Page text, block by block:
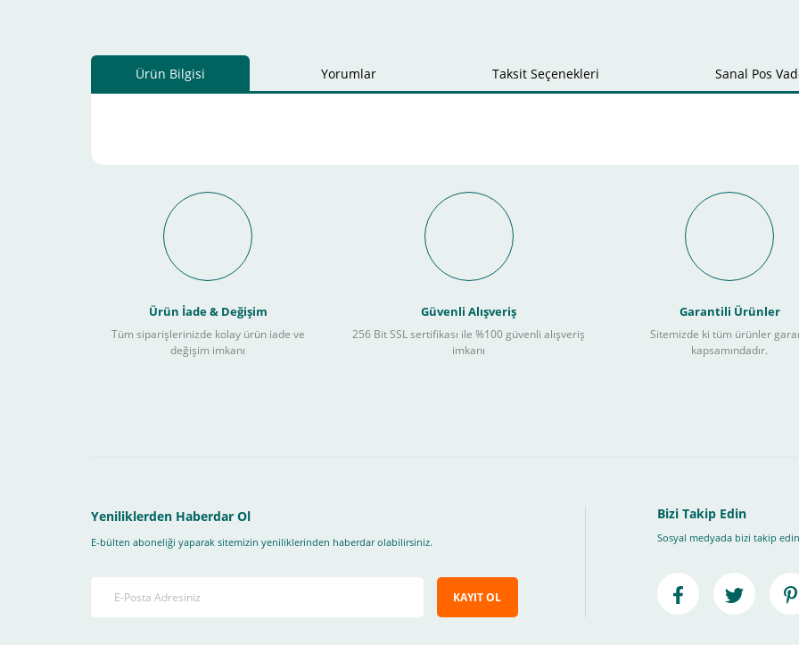
Ürün Bilgisi Yorumlar Taksit Seçenekleri Sanal Pos
Schneider Electric Sanal POS ile Vade Farksız Taksit
Kullanılır ?
Sitemizden yapacağınız tüm alışverişlerde aşağıdaki adımları takip ederek peşin fiyatına 3 Taksit seçenekleri bankaya göre
4-Son olarak siparişi vermiş olduğunuz e-posta adresinize ileteceğimiz link üzerinden tıklayarak 3D Secure güvenli ödeme ile ödemenizi
Ürün İade & Değişim
Tüm siparişlerinizde kolay ürün iade ve
değişim imkanı
Güvenli Alışveriş
256 Bit SSL sertifikası ile %100 güvenli alışveriş
imkanı
Garantili Ürünler
Sitemizde ki tüm ürünler
kapsamındadır.
Yeniliklerden Haberdar Ol
E-bülten aboneliği yaparak sitemizin yeniliklerinden haberdar olabilirsiniz.
KAYIT OL
Bizi Takip Edin
Sosyal medyada bizi takip